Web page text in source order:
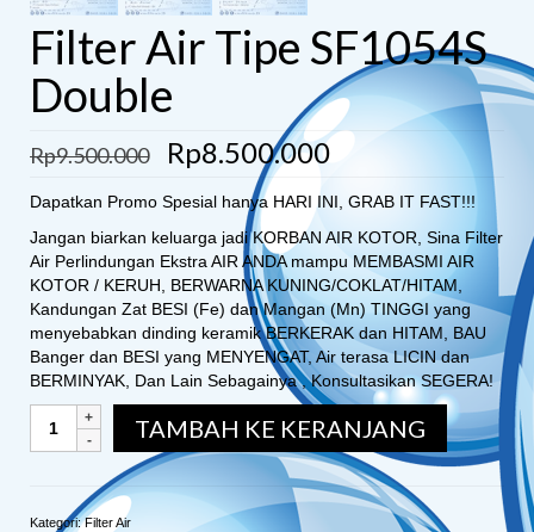
Filter Air Tipe SF1054S
Double
Rp9.500.000 Rp8.500.000
Dapatkan Promo Spesial hanya HARI INI, GRAB IT FAST!!!
Jangan biarkan keluarga jadi KORBAN AIR KOTOR, Sina Filter
Air Perlindungan Ekstra AIR ANDA mampu MEMBASMI AIR
KOTOR / KERUH, BERWARNA KUNING/COKLAT/HITAM,
Kandungan Zat BESI (Fe) dan Mangan (Mn) TINGGI yang
menyebabkan dinding keramik BERKERAK dan HITAM, BAU
Banger dan BESI yang MENYENGAT, Air terasa LICIN dan
BERMINYAK, Dan Lain Sebagainya , Konsultasikan SEGERA!
TAMBAH KE KERANJANG
Kategori:Filter Air